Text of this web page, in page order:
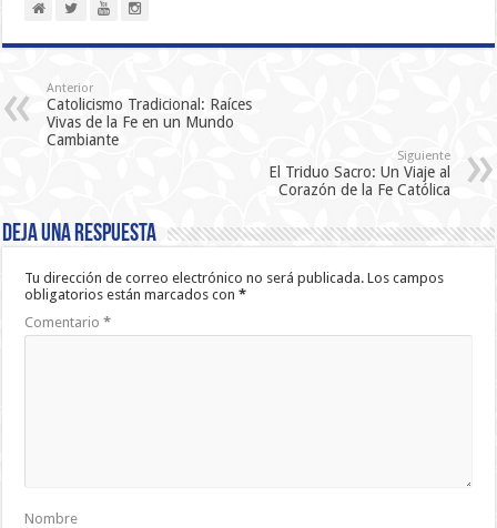
Anterior
Catolicismo Tradicional: Raíces
Vivas de la Fe en un Mundo
Cambiante
Siguiente
El Triduo Sacro: Un Viaje al
Corazón de la Fe Católica
Deja una respuesta
Tu dirección de correo electrónico no será publicada. Los campos
obligatorios están marcados con*
Comentario*
Nombre